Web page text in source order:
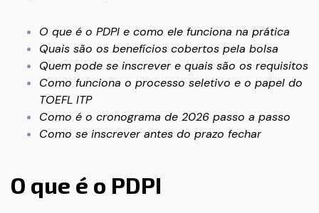
O que é o PDPI e como ele funciona na prática
Quais são os benefícios cobertos pela bolsa
Quem pode se inscrever e quais são os requisitos
Como funciona o processo seletivo e o papel do
TOEFL ITP
Como é o cronograma de 2026 passo a passo
Como se inscrever antes do prazo fechar
O que é o PDPI